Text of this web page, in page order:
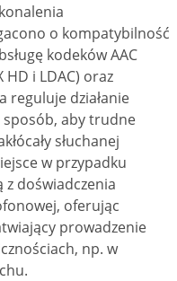
o kompatybilność
kodeków AAC
i LDAC) oraz
reguluje działanie
aby trudne
słuchanej
w przypadku
z doświadczenia
oferując
prowadzenie
np. w